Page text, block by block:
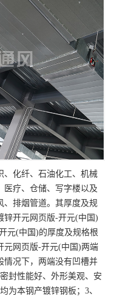
、化纤、石油化工、机械
医疗、仓储、写字楼以及
、排烟管道。其厚度及规
锌开元网页版-开元(中国)
元(中国)的厚度及规格根
元网页版-开元(中国)两端
情况下，两端没有凹槽并
封性能好、外形美观、安
为本钢产镀锌钢板；3、